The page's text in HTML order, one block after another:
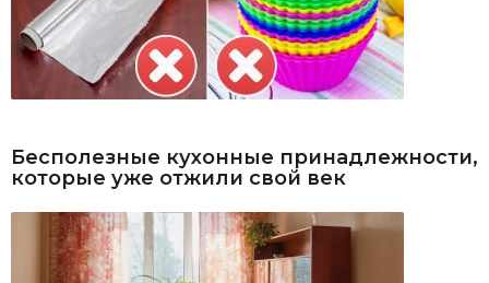
Бесполезные кухонные принадлежности,
которые уже отжили свой век